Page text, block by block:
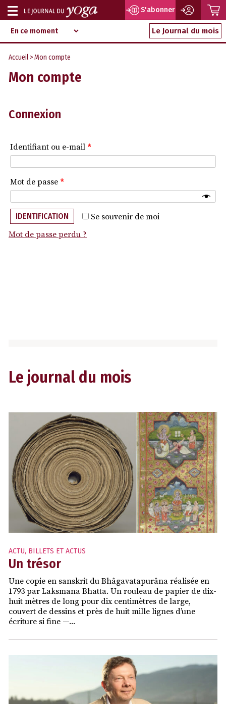
Aller
au
contenu
d‘information
indépendant
Afficher
ou
masquer
la
navigation
S'abonner
Le Journal du mois
Accueil > Mon compte
Mon compte
Connexion
Identifiant ou e-mail *
Mot de passe *
Se souvenir de moi
IDENTIFICATION
Mot de passe perdu ?
Le journal du mois
ACTU, BILLETS ET ACTUS
Un trésor
Une copie en sanskrit du Bhâgavatapurâna réalisée en
1793 par Laksmana Bhatta. Un rouleau de papier de dix-
huit mètres de long pour dix centimètres de large,
couvert de dessins et près de huit mille lignes d’une
écriture si fine —...